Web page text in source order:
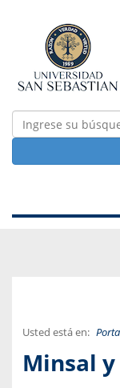
Usted está en:
Minsal